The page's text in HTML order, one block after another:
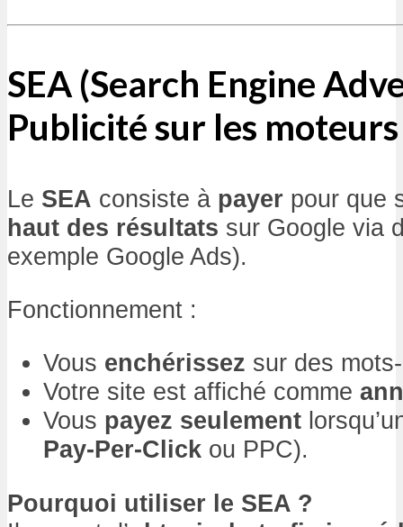
SEA (Search Engine
Publicité sur les
Le SEA consiste à payer pour que
haut des résultats sur Google via
exemple Google Ads).
Fonctionnement :
Vous enchérissez sur des
Votre site est affiché comme
Vous payez seulement
Pay-Per-Click ou PPC).
Pourquoi utiliser le SEA ?